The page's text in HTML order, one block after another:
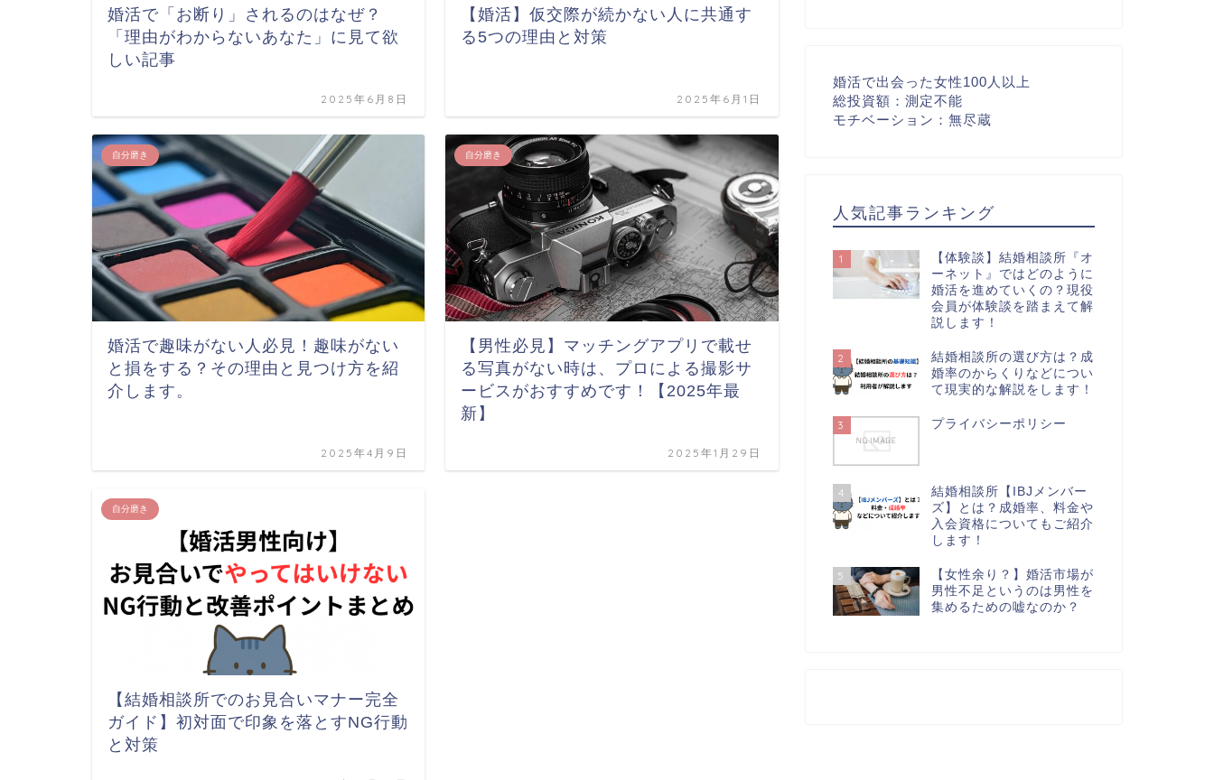
婚活で「お断り」されるのはなぜ？
「理由がわからないあなた」に見て欲
しい記事
2025年6月8日
【婚活】仮交際が続かない人に共通す
る5つの理由と対策
2025年6月1日
自分磨き
婚活で趣味がない人必見！趣味がない
と損をする？その理由と見つけ方を紹
介します。
2025年4月9日
自分磨き
【男性必見】マッチングアプリで載せ
る写真がない時は、プロによる撮影サ
ービスがおすすめです！【2025年最
新】
2025年1月29日
自分磨き
【結婚相談所でのお見合いマナー完全
ガイド】初対面で印象を落とすNG行動
と対策
婚活で出会った女性100人以上
総投資額：測定不能
モチベーション：無尽蔵
人気記事ランキング
1
【体験談】結婚相談所『オ
ーネット』ではどのように
婚活を進めていくの？現役
会員が体験談を踏まえて解
説します！
2
結婚相談所の選び方は？成
婚率のからくりなどについ
て現実的な解説をします！
3 プライバシーポリシー
4
結婚相談所【IBJメンバー
ズ】とは？成婚率、料金や
入会資格についてもご紹介
します！
5
【女性余り？】婚活市場が
男性不足というのは男性を
集めるための嘘なのか？